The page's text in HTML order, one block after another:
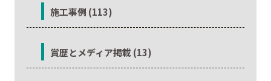
施工事例 (113)
賞歴とメディア掲載 (13)